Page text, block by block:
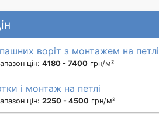
воріт з монтажем на петлі
цін: 4180 - 7400 грн/м²
і монтаж на петлі
цін: 2250 - 4500 грн/м²